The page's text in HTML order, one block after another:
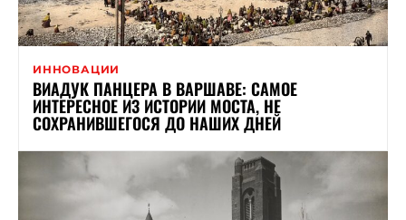
ИННОВАЦИИ
ВИАДУК ПАНЦЕРА В ВАРШАВЕ: САМОЕ
ИНТЕРЕСНОЕ ИЗ ИСТОРИИ МОСТА, НЕ
СОХРАНИВШЕГОСЯ ДО НАШИХ ДНЕЙ